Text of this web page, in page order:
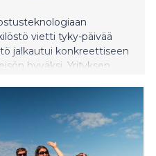
vietti tyky-päivää
jalkautui konkreettiseen
hyväksi. Yrityksen
paikallisen